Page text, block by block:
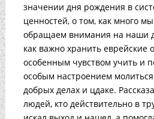
значении дня рождения в
ценностей, о том, как много
обращаем внимания на наши
как важно хранить еврейские
особенным чувством учить и
особым настроением
добрых делах и цдаке.
людей, кто действительно в